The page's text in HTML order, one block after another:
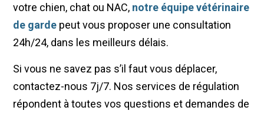
votre chien, chat ou NAC, notre équipe vétérinaire
de garde peut vous proposer une consultation
24h/24, dans les meilleurs délais.
Si vous ne savez pas s’il faut vous déplacer,
contactez-nous 7j/7. Nos services de régulation
répondent à toutes vos questions et demandes de